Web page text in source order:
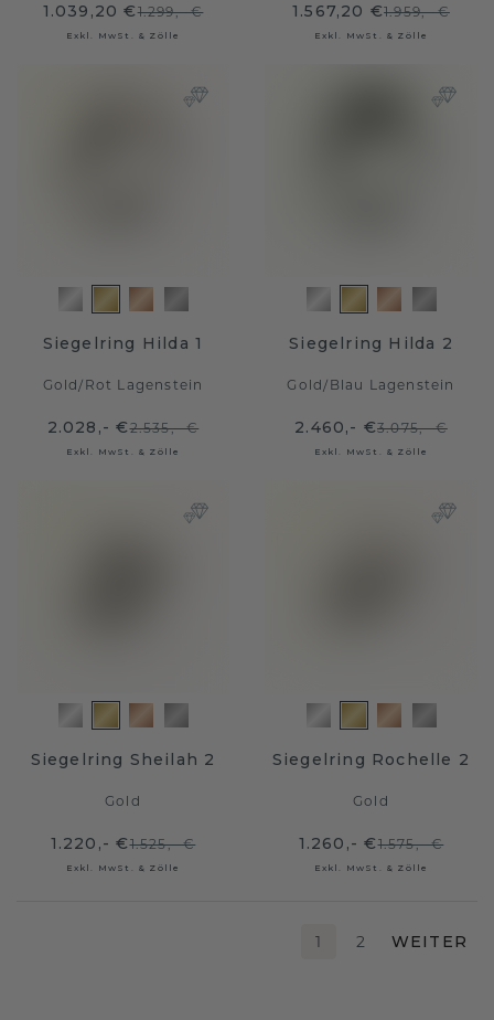
1.039,20 €1.299,- €
Exkl. MwSt. & Zölle
1.567,20 €1.959,- €
Exkl. MwSt. & Zölle
Siegelring Hilda 1
Gold/ Rot Lagenstein
2.028,- €2.535,- €
Exkl. MwSt. & Zölle
Siegelring Hilda 2
Gold/ Blau Lagenstein
2.460,- €3.075,- €
Exkl. MwSt. & Zölle
Siegelring Sheilah 2
Gold
1.220,- €1.525,- €
Exkl. MwSt. & Zölle
Siegelring Rochelle 2
Gold
1.260,- €1.575,- €
Exkl. MwSt. & Zölle
1 2 WEITER